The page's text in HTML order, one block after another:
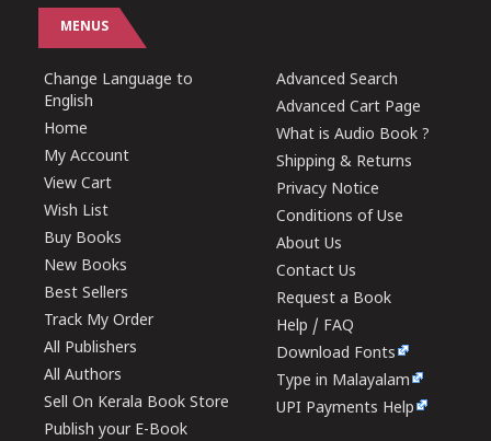
MENUS
Change Language to
English
Home
My Account
View Cart
Wish List
Buy Books
New Books
Best Sellers
Track My Order
All Publishers
All Authors
Sell On Kerala Book Store
Publish your E-Book
Advanced Search
Advanced Cart Page
What is Audio Book ?
Shipping & Returns
Privacy Notice
Conditions of Use
About Us
Contact Us
Request a Book
Help / FAQ
Download Fonts
Type in Malayalam
UPI Payments Help